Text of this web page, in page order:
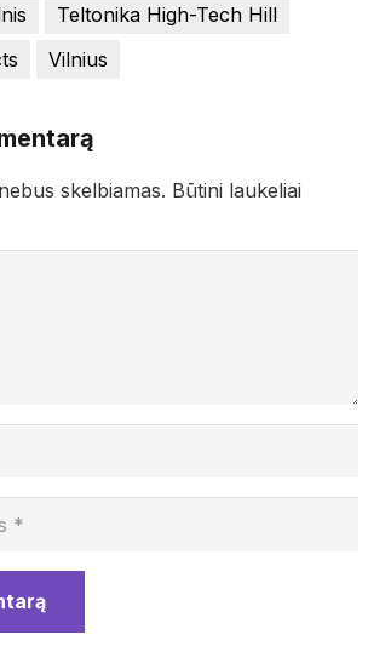
Teltonika High-Tech Hill
Vilnius
skelbiamas. Būtini laukeliai